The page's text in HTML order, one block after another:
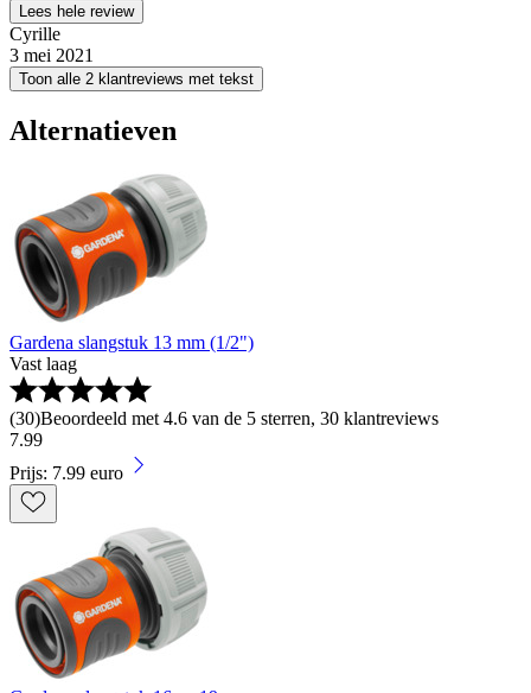
Lees hele review
Cyrille
3 mei 2021
Toon alle 2 klantreviews met tekst
Alternatieven
Gardena slangstuk 13 mm (1/2")
Vast laag
(30)Beoordeeld met 4.6 van de 5 sterren, 30 klantreviews
7.99
Prijs: 7.99 euro